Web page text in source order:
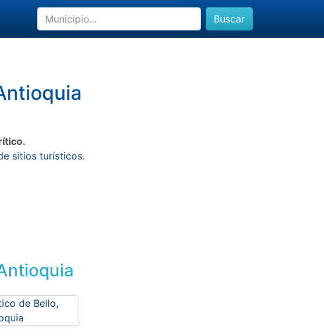
Buscar
sitios turísticos.